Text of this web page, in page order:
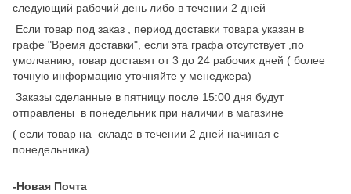
следующий рабочий день либо в течении 2 дней
Если товар под заказ , период доставки товара указан в
графе "Время доставки", если эта графа отсутствует ,по
умолчанию, товар доставят от 3 до 24 рабочих дней ( более
точную информацию уточняйте у менеджера)
Заказы сделанные в пятницу после 15:00 дня будут
отправлены в понедельник при наличии в магазине
( если товар на складе в течении 2 дней начиная с
понедельника)
-Новая Почта